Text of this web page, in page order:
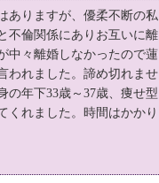
ありますが、優柔不断の私
不倫関係にありお互いに離
中々離婚しなかったので蓮
われました。諦め切れませ
の年下33歳～37歳、痩せ型
くれました。時間はかかり